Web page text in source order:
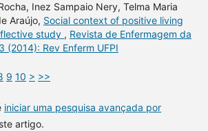
Inez Sampaio Nery, Telma Maria
Araújo, Social context of positive living
study , Revista de Enfermagem da
(2014): Rev Enferm UFPI
9 10 > >>
iniciar uma pesquisa avançada por
artigo.